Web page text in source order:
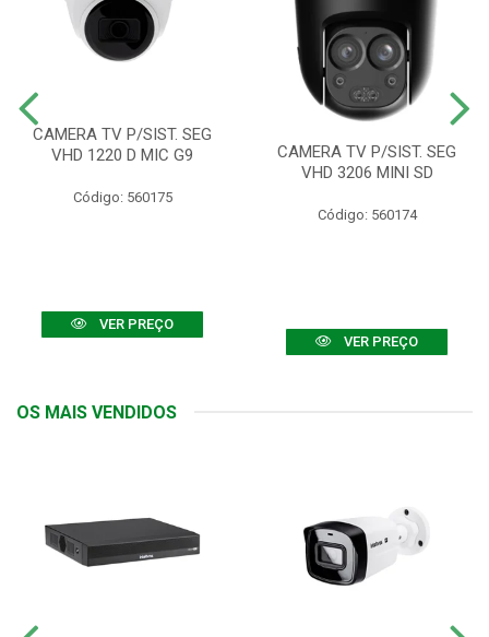
CAMERA TV P/SIST. SEG
VHD 1220 D MIC G9
Código: 560175
VER PREÇO
CAMERA TV P/SIST. SEG
VHD 3206 MINI SD
Código: 560174
VER PREÇO
OS MAIS VENDIDOS